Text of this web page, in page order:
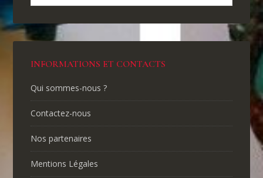
INFORMATIONS ET CONTACTS
Qui sommes-nous ?
Contactez-nous
Nos partenaires
Mentions Légales